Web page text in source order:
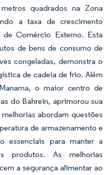
quadrados na Zona
a taxa de crescimento
Comércio Externo. Esta
de bens de consumo de
congeladas, demonstra o
de cadeia de frio. Além
o maior centro de
do Bahrein, aprimorou sua
abordam questões
de armazenamento e
essenciais para manter a
produtos. As melhorias
a segurança alimentar ao